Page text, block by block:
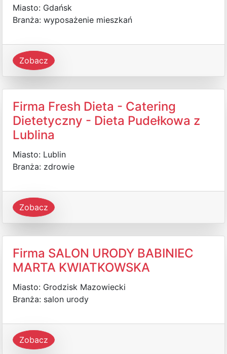
Miasto: Gdańsk
Branża: wyposażenie mieszkań
Zobacz
Firma Fresh Dieta - Catering
Dietetyczny - Dieta Pudełkowa z
Lublina
Miasto: Lublin
Branża: zdrowie
Zobacz
Firma SALON URODY BABINIEC
MARTA KWIATKOWSKA
Miasto: Grodzisk Mazowiecki
Branża: salon urody
Zobacz